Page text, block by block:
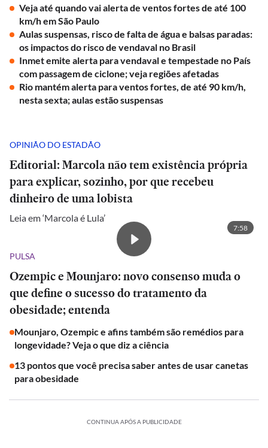
Veja até quando vai alerta de ventos fortes de até 100
km/h em São Paulo
Aulas suspensas, risco de falta de água e balsas paradas:
os impactos do risco de vendaval no Brasil
Inmet emite alerta para vendaval e tempestade no País
com passagem de ciclone; veja regiões afetadas
Rio mantém alerta para ventos fortes, de até 90 km/h,
nesta sexta; aulas estão suspensas
OPINIÃO DO ESTADÃO
Editorial: Marcola não tem existência própria
para explicar, sozinho, por que recebeu
dinheiro de uma lobista
Leia em ‘Marcola é Lula’
7:58
PULSA
Ozempic e Mounjaro: novo consenso muda o
que define o sucesso do tratamento da
obesidade; entenda
Mounjaro, Ozempic e afins também são remédios para
longevidade? Veja o que diz a ciência
13 pontos que você precisa saber antes de usar canetas
para obesidade
CONTINUA APÓS A PUBLICIDADE